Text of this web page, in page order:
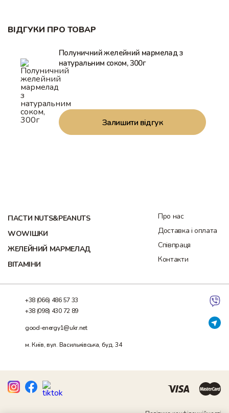
ВІДГУКИ ПРО ТОВАР
Полуничний желейний мармелад з
натуральним соком, 300г
Залишити відгук
ПАСТИ NUTS&PEANUTS
WOWІШКИ
ЖЕЛЕЙНИЙ МАРМЕЛАД
ВІТАМІНИ
Про нас
Доставка і оплата
Співпраця
Контакти
+38 (066) 486 57 33
+38 (098) 430 72 89
good-energy1@ukr.net
м. Київ, вул. Васильківська, буд. 34